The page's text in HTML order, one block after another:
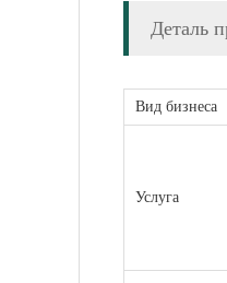
Деталь
Вид бизнеса
Услуга